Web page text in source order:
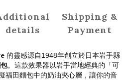
details
Shipping &
Payment
的靈感源自1948年創立於日本岩手縣
。這款效果器以岩手當地經典的「可
福田麵包中的奶油夾心層，讓你的音